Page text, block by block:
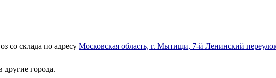
со склада по адресу Московская область, г. Мытищи, 7-й Ленинский
другие города.